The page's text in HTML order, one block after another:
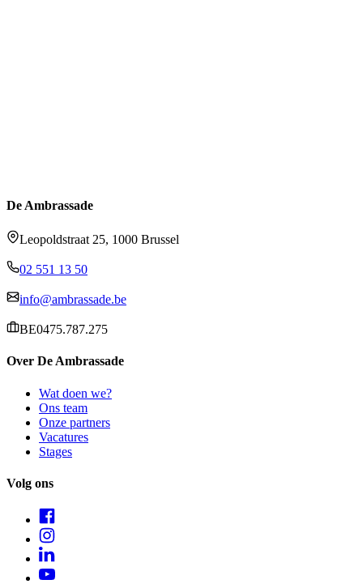
De Ambrassade
Leopoldstraat 25, 1000 Brussel
02 551 13 50
info@ambrassade.be
BE0475.787.275
Over De Ambrassade
Wat doen we?
Ons team
Onze partners
Vacatures
Stages
Volg ons